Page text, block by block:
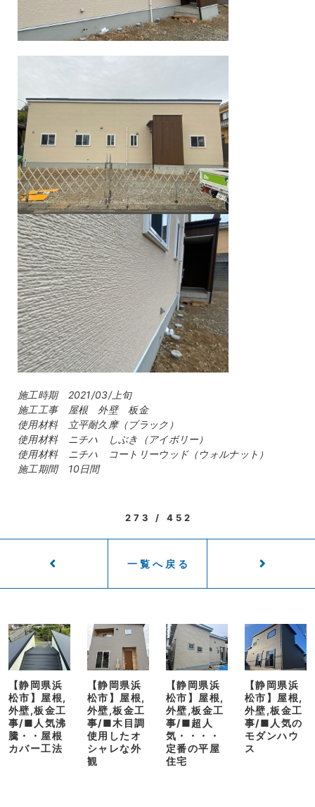
施工時期 2021/03/上旬
施工工事 屋根 外壁 板金
使用材料 立平耐久摩（ブラック）
使用材料 ニチハ しぶき（アイボリー）
使用材料 ニチハ コートリーウッド（ウォルナット）
施工期間 10日間
273 / 452
一覧へ戻る
【静岡県浜
松市】屋根,
外壁,板金工
事/■人気沸
騰・・屋根
カバー工法
【静岡県浜
松市】屋根,
外壁,板金工
事/■木目調
使用したオ
シャレな外
観
【静岡県浜
松市】屋根,
外壁,板金工
事/■超人
気・・・・
定番の平屋
住宅
【静岡県浜
松市】屋根,
外壁,板金工
事/■人気の
モダンハウ
ス